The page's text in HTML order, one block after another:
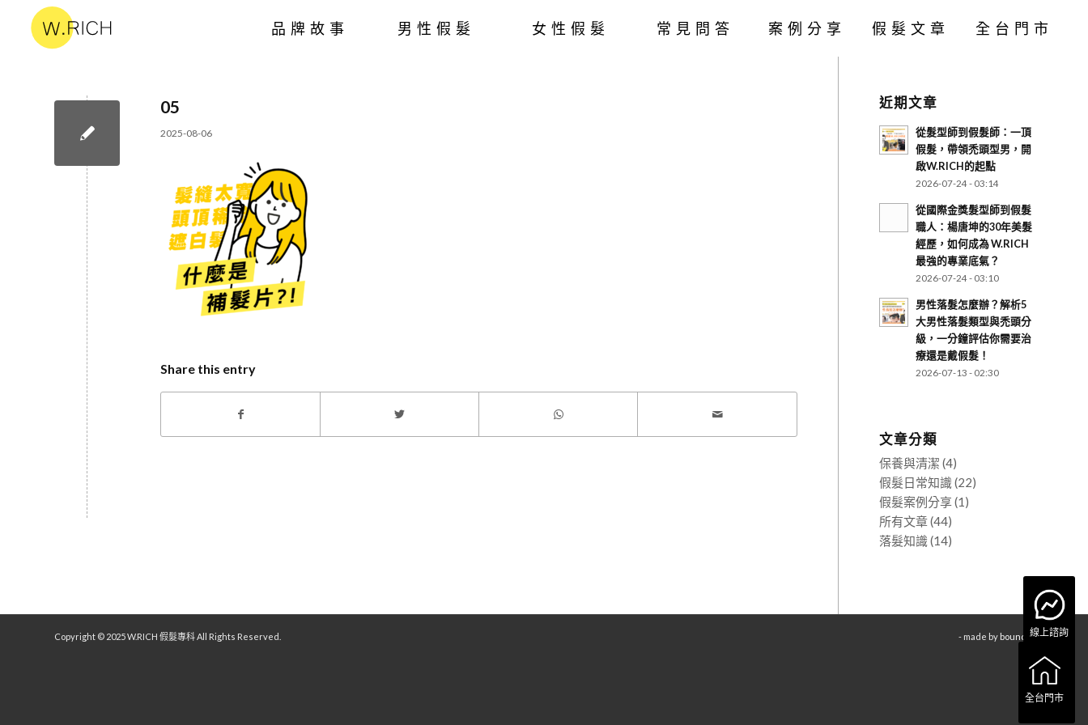
品牌故事 男性假髮 女性假髮 常見問答 案例分享 假髮文章 全台門市
05
2025-08-06
Share this entry
近期文章
從髮型師到假髮師：一頂
假髮，帶領禿頭型男，開
啟W.RICH的起點
2026-07-24 - 03:14
從國際金獎髮型師到假髮
職人：楊唐坤的30年美髮
經歷，如何成為 W.RICH
最強的專業底氣？
2026-07-24 - 03:10
男性落髮怎麼辦？解析5
大男性落髮類型與禿頭分
級，一分鐘評估你需要治
療還是戴假髮！
2026-07-13 - 02:30
文章分類
保養與清潔 (4)
假髮日常知識(22)
假髮案例分享(1)
所有文章(44)
落髮知識(14)
Copyright © 2025 W.RICH 假髮專科 All Rights Reserved. - made by bouncin線上諮詢
全台門市
全台門市